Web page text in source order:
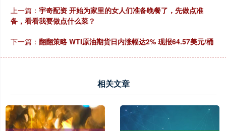
上一篇： 宇奇配资 开始为家里的女人们准备晚餐了，先做点准
备，看看我要做点什么菜？
下一篇： 翻翻策略 WTI原油期货日内涨幅达2% 现报64.57美元/桶
相关文章